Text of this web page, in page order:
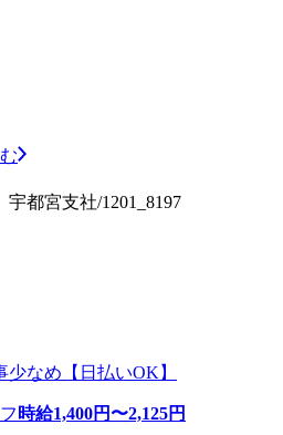
都宮支社/1201_8197
なめ【日払いOK】
時給1,400円〜2,125円